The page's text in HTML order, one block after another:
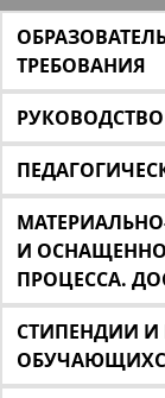
ТРЕБОВАНИЯ
РУКОВОДСТВО
И
ПРОЦЕССА.
СТИПЕНДИИ